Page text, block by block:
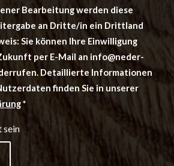
Bearbeitung werden diese
an Dritte/in ein Drittland
Sie können Ihre Einwilligung
per E-Mail an info@neder-
Detaillierte Informationen
finden Sie in unserer
*
sein